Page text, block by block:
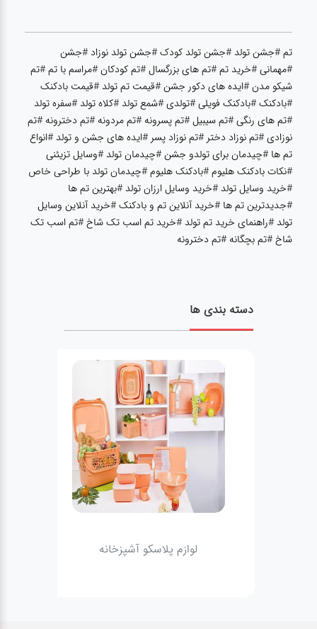
چینی تقدس
تم #جشن تولد #جشن تولد کودک #جشن تولد نوزاد #جشن
#مهمانی #خرید تم #تم های بزرگسال #تم کودکان #مراسم با تم #تم
شیکو مدن #ایده های دکور جشن #قیمت تم تولد #قیمت بادکنک
#بادکنک #بادکنک فویلی #تولدی #شمع تولد #کلاه تولد #سفره تولد
#تم های رنگی #تم سیبیل #تم پسرونه #تم مردونه #تم دخترونه #تم
نوزادی #تم نوزاد دختر #تم نوزاد پسر #ایده های جشن و تولد #انواع
تم ها #چیدمان برای تولدو جشن #چیدمان تولد #وسایل تزیئنی
#نکات بادکنک هلیوم #بادکنک هلیوم #چیدمان تولد با طراحی خاص
#خرید وسایل تولد #خرید وسایل ارزان تولد #بهترین تم ها
#جدیدترین تم ها #خرید آنلاین تم و بادکنک #خرید آنلاین وسایل
تولد #راهنمای خرید تم تولد #خرید تم اسب تک شاخ #تم اسب تک
شاخ #تم بچگانه #تم دخترونه
دسته بندی ها
لوازم پلاسکو آشپزخانه